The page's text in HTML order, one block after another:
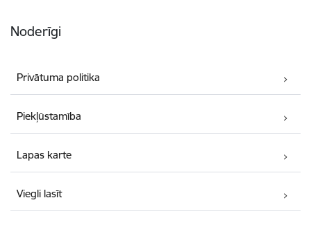
Noderīgi
Privātuma politika
Piekļūstamība
Lapas karte
Viegli lasīt